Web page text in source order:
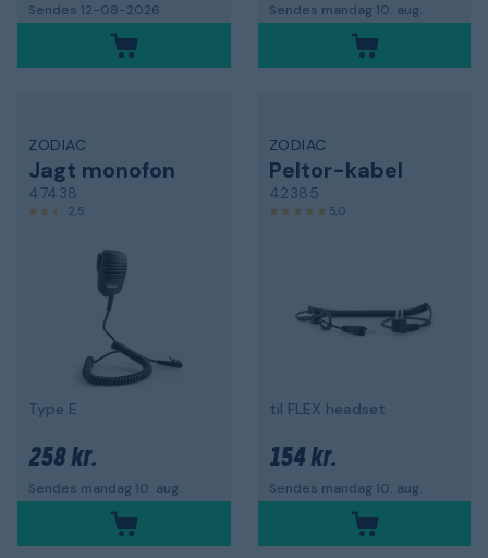
Sendes 12-08-2026 Sendes mandag 10. aug.
ZODIAC
Jagt monofon
47438
2,5
Type E
258 kr.
Sendes mandag 10. aug.
ZODIAC
Peltor-kabel
42385
5,0
til FLEX headset
154 kr.
Sendes mandag 10. aug.